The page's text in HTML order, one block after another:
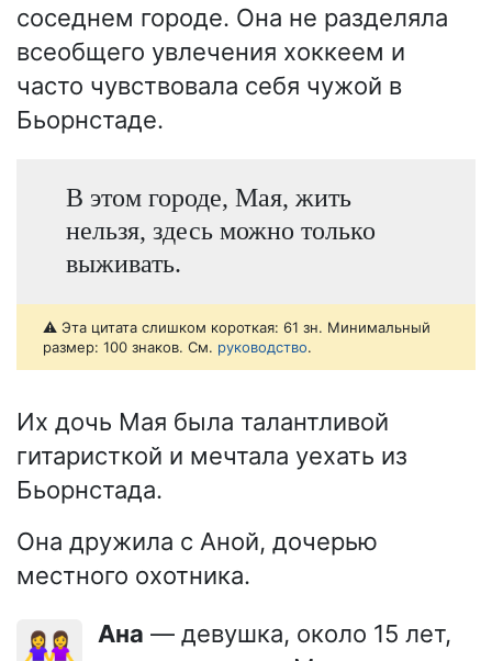
соседнем городе. Она не разделяла
всеобщего увлечения хоккеем и
часто чувствовала себя чужой в
Бьорнстаде.
В этом городе, Мая, жить
нельзя, здесь можно только
выживать.
⚠️ Эта цитата слишком короткая: 61 зн. Минимальный
размер: 100 знаков. См. руководство.
Их дочь Мая была талантливой
гитаристкой и мечтала уехать из
Бьорнстада.
Она дружила с Аной, дочерью
местного охотника.
Ана — девушка, около 15 лет,